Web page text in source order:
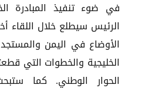
في ضوء تنفيذ المبادرة
الرئيس سيطلع خلال اللقاء
الأوضاع في اليمن
الخليجية والخطوات التي
الحوار الوطني. كما